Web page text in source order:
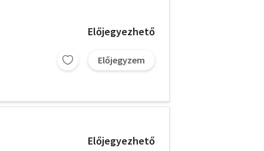
Előjegyezhető
Előjegyzem
Előjegyezhető